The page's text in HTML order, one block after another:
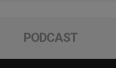
PODCAST